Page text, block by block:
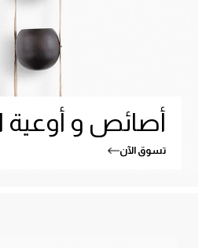
أصائص و أوعية
تسوق الآن